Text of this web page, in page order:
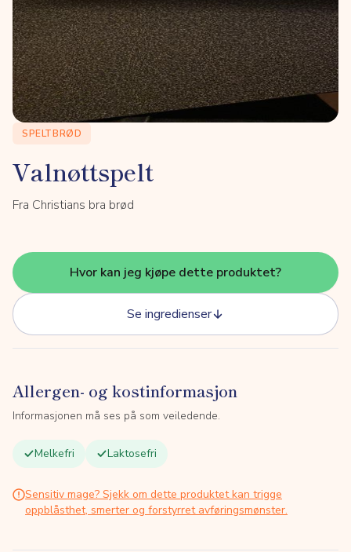
SPELTBRØD
Valnøttspelt
Fra Christians bra brød
Hvor kan jeg kjøpe dette produktet?
Se ingredienser
Allergen- og kostinformasjon
Informasjonen må ses på som veiledende.
Melkefri Laktosefri
Sensitiv mage? Sjekk om dette produktet kan trigge
oppblåsthet, smerter og forstyrret avføringsmønster.